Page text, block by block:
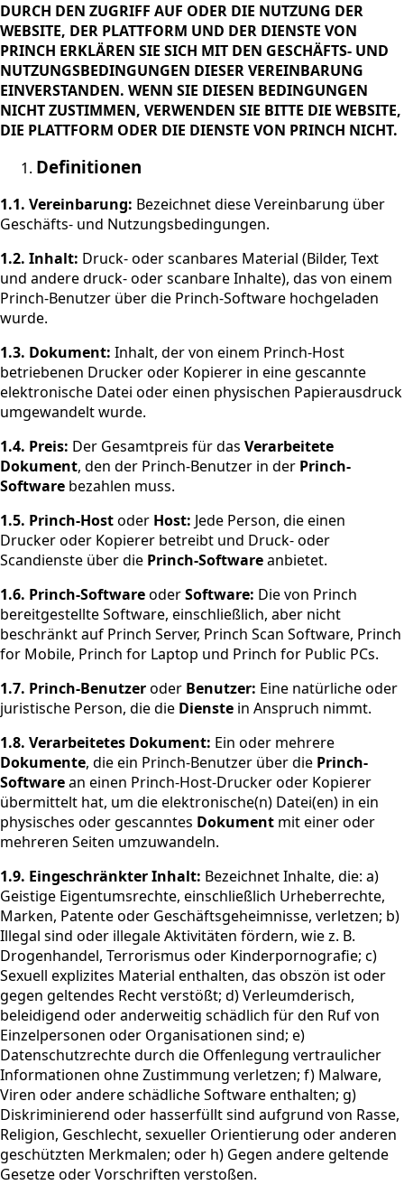
DURCH DEN ZUGRIFF AUF ODER DIE NUTZUNG DER
WEBSITE, DER PLATTFORM UND DER DIENSTE VON
PRINCH ERKLÄREN SIE SICH MIT DEN GESCHÄFTS- UND
NUTZUNGSBEDINGUNGEN DIESER VEREINBARUNG
EINVERSTANDEN. WENN SIE DIESEN BEDINGUNGEN
NICHT ZUSTIMMEN, VERWENDEN SIE BITTE DIE WEBSITE,
DIE PLATTFORM ODER DIE DIENSTE VON PRINCH NICHT.
Definitionen
1.1. Vereinbarung: Bezeichnet diese Vereinbarung über
Geschäfts- und Nutzungsbedingungen.
1.2. Inhalt: Druck- oder scanbares Material (Bilder, Text
und andere druck- oder scanbare Inhalte), das von einem
Princh-Benutzer über die Princh-Software hochgeladen
wurde.
1.3. Dokument: Inhalt, der von einem Princh-Host
betriebenen Drucker oder Kopierer in eine gescannte
elektronische Datei oder einen physischen Papierausdruck
umgewandelt wurde.
1.4. Preis: Der Gesamtpreis für das Verarbeitete
Dokument, den der Princh-Benutzer in der Princh-
Software bezahlen muss.
1.5. Princh-Hostoder Host: Jede Person, die einen
Drucker oder Kopierer betreibt und Druck- oder
Scandienste über die Princh-Softwareanbietet.
1.6. Princh-SoftwareoderSoftware: Die von Princh
bereitgestellte Software, einschließlich, aber nicht
beschränkt auf Princh Server, Princh Scan Software, Princh
for Mobile, Princh for Laptop und Princh for Public PCs.
1.7. Princh-Benutzeroder Benutzer: Eine natürliche oder
juristische Person, die die Dienste in Anspruch nimmt.
1.8. Verarbeitetes Dokument: Ein oder mehrere
Dokumente, die ein Princh-Benutzer über die Princh-
Softwarean einen Princh-Host-Drucker oder Kopierer
übermittelt hat, um die elektronische(n) Datei(en) in ein
physisches oder gescanntes Dokument mit einer oder
mehreren Seiten umzuwandeln.
1.9. Eingeschränkter Inhalt: Bezeichnet Inhalte, die: a)
Geistige Eigentumsrechte, einschließlich Urheberrechte,
Marken, Patente oder Geschäftsgeheimnisse, verletzen; b)
Illegal sind oder illegale Aktivitäten fördern, wie z. B.
Drogenhandel, Terrorismus oder Kinderpornografie; c)
Sexuell explizites Material enthalten, das obszön ist oder
gegen geltendes Recht verstößt; d) Verleumderisch,
beleidigend oder anderweitig schädlich für den Ruf von
Einzelpersonen oder Organisationen sind; e)
Datenschutzrechte durch die Offenlegung vertraulicher
Informationen ohne Zustimmung verletzen; f) Malware,
Viren oder andere schädliche Software enthalten; g)
Diskriminierend oder hasserfüllt sind aufgrund von Rasse,
Religion, Geschlecht, sexueller Orientierung oder anderen
geschützten Merkmalen; oder h) Gegen andere geltende
Gesetze oder Vorschriften verstoßen.